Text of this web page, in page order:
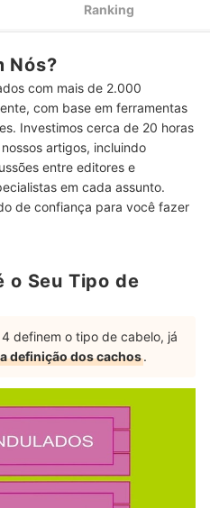
Naturais, Priorize Fórmulas
Cabelos Cacheados
Garantir os Benefícios do
para Cabelos Cacheados
Uso de Creme Hidratante?
outras Recomendações para
Cacheados?
Tendem a Apresentar Mais
os Cabelos Cacheados em Dia
Ranking
Nós?
com mais de 2.000
com base em ferramentas
Investimos cerca de 20 horas
artigos, incluindo
entre editores e
em cada assunto.
de confiança para você fazer
o Seu Tipo de
definem o tipo de cabelo, já
definição dos cachos.